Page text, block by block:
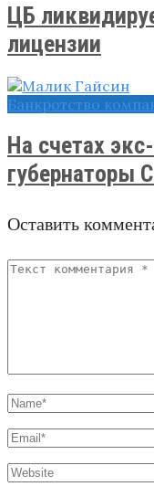
ЦБ
лицензии
Банкротство
На счетах
губернаторы
Оставить